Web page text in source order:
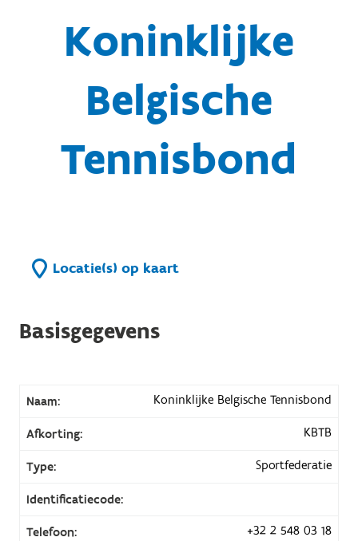
Koninklijke
Belgische
Tennisbond
Locatie(s) op kaart
Basisgegevens
Naam: Koninklijke Belgische Tennisbond
Afkorting: KBTB
Type: Sportfederatie
Identificatiecode:
Telefoon: +32 2 548 03 18